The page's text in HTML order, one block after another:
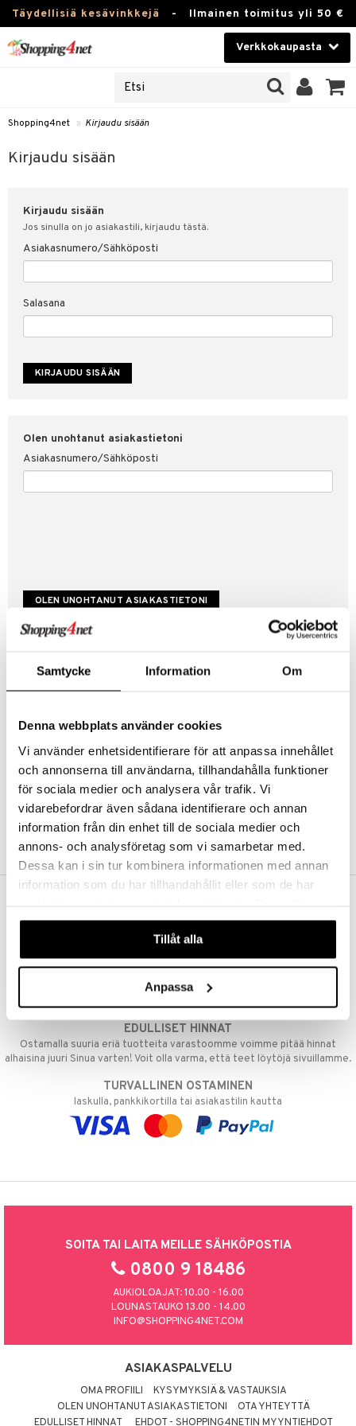
Samtycke Information Om
Denna webbplats använder cookies
Vi använder enhetsidentifierare för att anpassa innehållet
och annonserna till användarna, tillhandahålla funktioner
för sociala medier och analysera vår trafik. Vi
vidarebefordrar även sådana identifierare och annan
information från din enhet till de sociala medier och
annons- och analysföretag som vi samarbetar med.
Dessa kan i sin tur kombinera informationen med annan
information som du har tillhandahållit eller som de har
våra cookies vid fortsatt användande av vår webbplats.
Tillåt alla
Anpassa
Täydellisiä kesävinkkejä - Ilmainen toimitus yli 50 €
Verkkokaupasta
Piilolinssit
Luontaistuotteet
Fitness
Koti & Sisustus
Lelut, Lapsi & Vauva
Tuotemerkkejä
Shopping4net » Kirjaudu sisään
Kirjaudu sisään
Kirjaudu sisään
Jos sinulla on jo asiakastili, kirjaudu tästä.
Asiakasnumero/Sähköposti
Salasana
Olen unohtanut asiakastietoni
Asiakasnumero/Sähköposti
Luo uusi asiakas
Hyviä tarjouksia
Kestotilaus
Arvostele tuotteita
Toivelistat
LUO ASIAKAS
sisään
& vastauksia
myyntiehdot
suojaus
Aina maksuton vaihtoehto, huolimatta siitä ostatko yksittäisen
tuotteen tai koko tilauksellesi joka ylittää 50 €.
NOPEAT TOIMITUKSET
Ennen kello 13.00 tehdyt tilaukset lähetetään normaalisti samana
EDULLISET HINNAT
Ostamalla suuria eriä tuotteita varastoomme voimme pitää hinnat
alhaisina juuri Sinua varten! Voit olla varma, että teet löytöjä sivuillamme.
TURVALLINEN OSTAMINEN
laskulla, pankkikortilla tai asiakastilin kautta
SOITA TAI LAITA MEILLE SÄHKÖPOSTIA
0800 9 18486
AUKIOLOAJAT: 10.00 - 16.00
LOUNASTAUKO 13.00 - 14.00
INFO@SHOPPING4NET.COM
ASIAKASPALVELU
OMA PROFIILI
KYSYMYKSIÄ & VASTAUKSIA
OLEN UNOHTANUT ASIAKASTIETONI
OTA YHTEYTTÄ
EDULLISET HINNAT
EHDOT - SHOPPING4NETIN MYYNTIEHDOT